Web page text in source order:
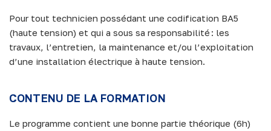
Pour tout technicien possédant une codification BA5
(haute tension) et qui a sous sa responsabilité : les
travaux, l’entretien, la maintenance et/ou l’exploitation
d’une installation électrique à haute tension.
CONTENU DE LA FORMATION
Le programme contient une bonne partie théorique (6h)